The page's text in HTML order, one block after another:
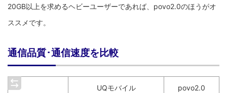
20GB以上を求めるヘビーユーザーであれば、povo2.0のほうがオ
ススメです。
通信品質･通信速度を比較
UQモバイル povo2.0